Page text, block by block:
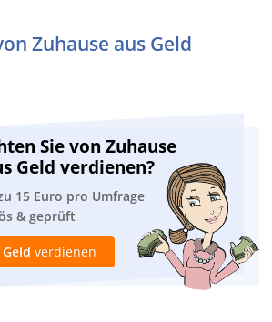
Zuhause aus Geld
Sie von Zuhause
Geld verdienen?
15 Euro pro Umfrage
& geprüft
Geld verdienen